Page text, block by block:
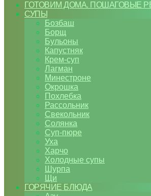
ГОТОВИМ ДОМА. ПОШАГОВЫЕ
СУПЫ
Бозбаш
Борщ
Бульоны
Капустняк
Крем-суп
Лагман
Минестроне
Окрошка
Похлебка
Рассольник
Свекольник
Солянка
Суп-пюре
Уха
Харчо
Холодные супы
Шурпа
Щи
ГОРЯЧИЕ БЛЮДА